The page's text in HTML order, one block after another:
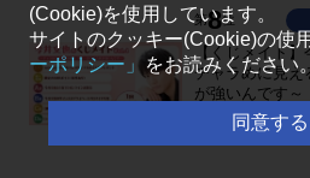
第8位
【くじメイト】
チャラめに見え
が強いんです～
￥1,100
(Cookie)を使用しています。
サイトのクッキー(Cookie)の使
ーポリシー」 をお読みください
同意する